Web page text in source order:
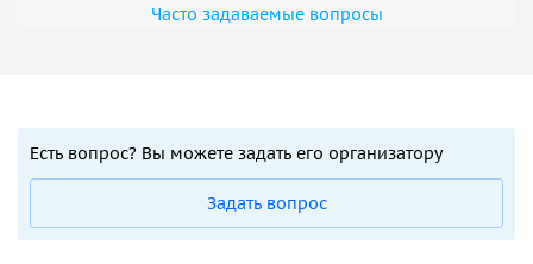
Часто задаваемые вопросы
Есть вопрос? Вы можете задать его организатору
Задать вопрос